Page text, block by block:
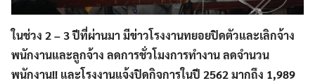
ในช่วง 2 – 3 ปีที่ผ่านมา มีข่าวโรงงานทยอยปิดตัวและเลิกจ้าง
พนักงานและลูกจ้าง ลดการชั่วโมงการทำงาน ลดจำนวน
พนักงาน!! และโรงงานแจ้งปิดกิจการในปี 2562 มากถึง 1,989